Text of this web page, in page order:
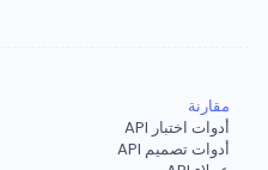
مقارنة
أدوات اختبار API
أدوات تصميم API